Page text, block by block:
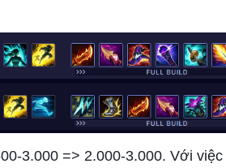
3.000 => 2.000-3.000. Với